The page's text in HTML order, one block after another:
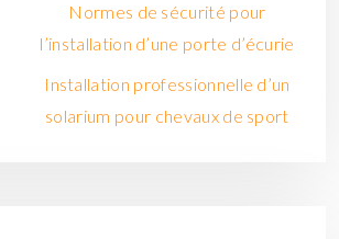
Normes de sécurité pour
l’installation d’une porte d’écurie
Installation professionnelle d’un
solarium pour chevaux de sport